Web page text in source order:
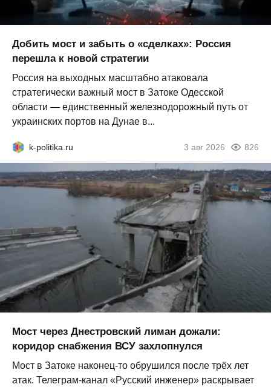
Добить мост и забыть о «сделках»: Россия
перешла к новой стратегии
Россия на выходных масштабно атаковала
стратегически важный мост в Затоке Одесской
области — единственный железнодорожный путь от
украинских портов на Дунае в...
k-politika.ru 3 авг 2026 826
Мост через Днестровский лиман дожали:
коридор снабжения ВСУ захлопнулся
Мост в Затоке наконец-то обрушился после трёх лет
атак. Телеграм-канал «Русский инженер» раскрывает